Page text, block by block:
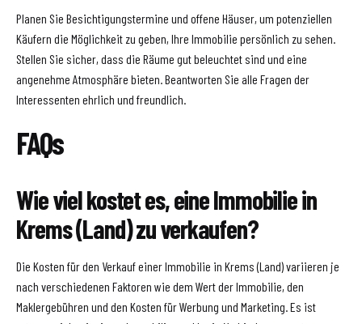
Planen Sie Besichtigungstermine und offene Häuser, um potenziellen
Käufern die Möglichkeit zu geben, Ihre Immobilie persönlich zu sehen.
Stellen Sie sicher, dass die Räume gut beleuchtet sind und eine
angenehme Atmosphäre bieten. Beantworten Sie alle Fragen der
Interessenten ehrlich und freundlich.
FAQs
Wie viel kostet es, eine Immobilie in
Krems (Land) zu verkaufen?
Die Kosten für den Verkauf einer Immobilie in Krems (Land) variieren je
nach verschiedenen Faktoren wie dem Wert der Immobilie, den
Maklergebühren und den Kosten für Werbung und Marketing. Es ist